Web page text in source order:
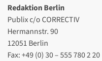
Redaktion Berlin
Publix c/o CORRECTIV
Hermannstr. 90
12051 Berlin
Fax: +49 (0) 30 – 555 780 2 20